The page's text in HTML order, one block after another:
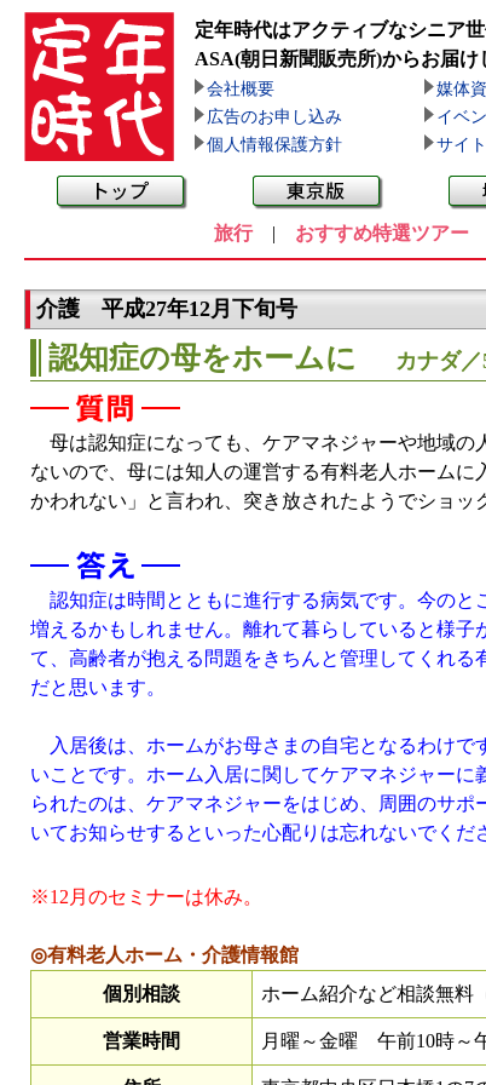
定年時代はアクティブなシニア
ASA(朝日新聞販売所)からお届け
会社概要 媒体
広告のお申し込み
イベ
個人情報保護方針
サイ
旅行| おすすめ特選ツアー
介護 平成27年12月下旬号
認知症の母をホームに カナダ
母は認知症になっても、ケアマネジャーや地域の
ないので、母には知人の運営する有料老人ホーム
かわれない」と言われ、突き放されたようでショッ
認知症は時間とともに進行する病気です。今のと
増えるかもしれません。離れて暮らしていると様
て、高齢者が抱える問題をきちんと管理してくれ
だと思います。
入居後は、ホームがお母さまの自宅となるわけで
いことです。ホーム入居に関してケアマネジャー
られたのは、ケアマネジャーをはじめ、周囲のサ
いてお知らせするといった心配りは忘れないでくだ
※12月のセミナーは休み。
◎有料老人ホーム・介護情報館
個別相談
ホーム紹介など相談無料
営業時間 月曜～金曜 午前10時～